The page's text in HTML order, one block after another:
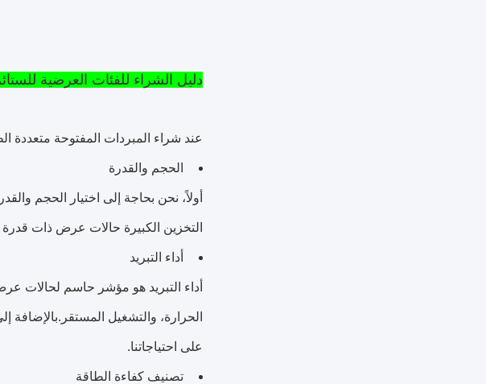
دليل الشراء للفئات العرضية
عند شراء المبردات المفتوحة متعددة
الحجم والقدرة
أولاً، نحن بحاجة إلى اختيار الحجم
التخزين الكبيرة حالات عرض ذات قدرة
أداء التبريد
أداء التبريد هو مؤشر حاسم لحالات
الحرارة، والتشغيل المستقر.بالإضافة
على احتياجاتنا.
تصنيف كفاءة الطاقة